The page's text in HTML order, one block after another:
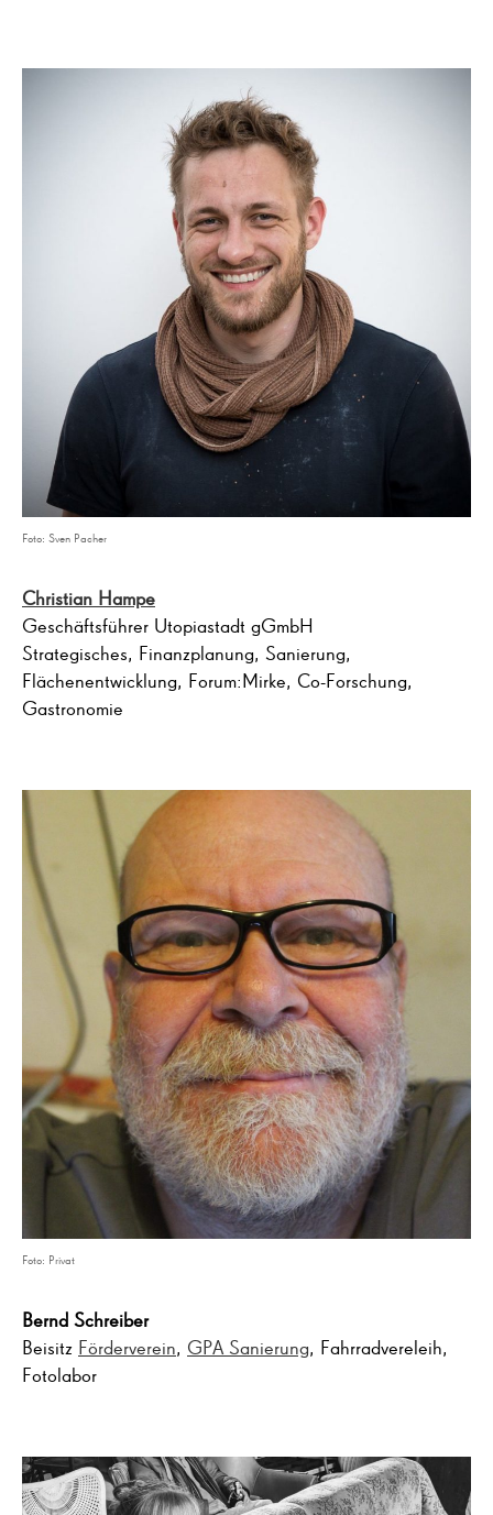
Foto: Sven Pacher
Christian Hampe
Geschäftsführer Utopiastadt gGmbH
Strategisches, Finanzplanung, Sanierung,
Flächenentwicklung, Forum:Mirke, Co-Forschung,
Gastronomie
Foto: Privat
Bernd Schreiber
Beisitz Förderverein, GPA Sanierung, Fahrradvereleih,
Fotolabor